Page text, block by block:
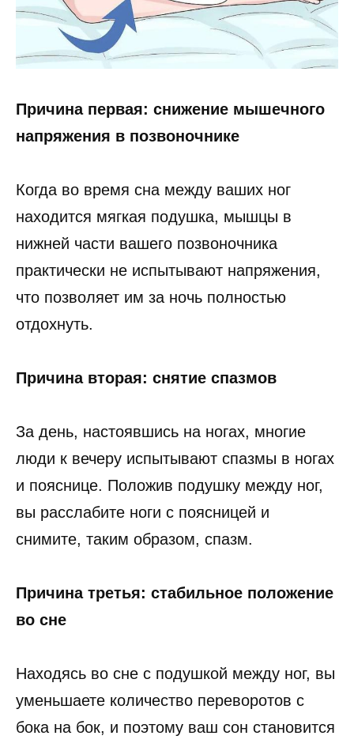
Причина первая: снижение мышечного
напряжения в позвоночнике
Когда во время сна между ваших ног
находится мягкая подушка, мышцы в
нижней части вашего позвоночника
практически не испытывают напряжения,
что позволяет им за ночь полностью
отдохнуть.
Причина вторая: снятие спазмов
За день, настоявшись на ногах, многие
люди к вечеру испытывают спазмы в ногах
и пояснице. Положив подушку между ног,
вы расслабите ноги с поясницей и
снимите, таким образом, спазм.
Причина третья: стабильное положение
во сне
Находясь во сне с подушкой между ног, вы
уменьшаете количество переворотов с
бока на бок, и поэтому ваш сон становится